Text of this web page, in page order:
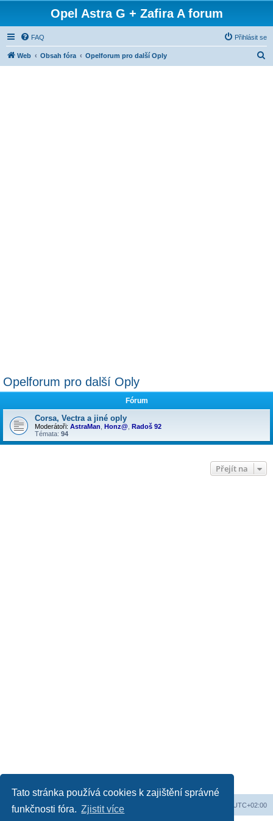
Tato stránka používá cookies k zajištění správné
funkčnosti fóra. Zjistit více
Opel Astra G + Zafira A forum
FAQ Přihlásit se
Web Obsah fóra Opelforum pro další Oply
Opelforum pro další Oply
Fórum
Corsa, Vectra a jiné oply
Moderátoři: AstraMan Honz@ Radoš 92
Témata: 94
Přejít na
Web Obsah fóra UTC+02:00